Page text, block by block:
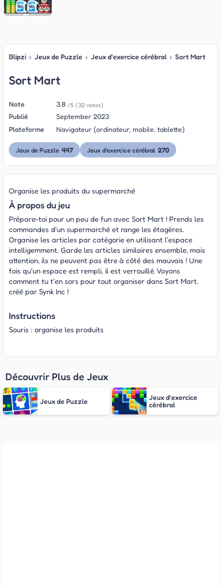
Blipzi › Jeux de Puzzle › Jeux d'exercice cérébral › Sort Mart
Sort Mart
Note 3.8 /5 (32 votes)
Publié
September 2023
Plateforme
Navigateur (ordinateur, mobile, tablette)
Jeux de Puzzle 447 Jeux d'exercice cérébral 270
Organise les produits du supermarché
À propos du jeu
Prépare-toi pour un peu de fun avec Sort Mart ! Prends les
commandes d'un supermarché et range les étagères.
Organise les articles par catégorie en utilisant l'espace
intelligemment. Garde les articles similaires ensemble, mais
attention, ils ne peuvent pas être à côté des mauvais ! Une
fois qu'un espace est rempli, il est verrouillé. Voyons
comment tu t'en sors pour tout organiser dans Sort Mart,
créé par Synk Inc !
Instructions
Souris : organise les produits
Découvrir Plus de Jeux
Jeux de Puzzle
Jeux d'exercice
cérébral